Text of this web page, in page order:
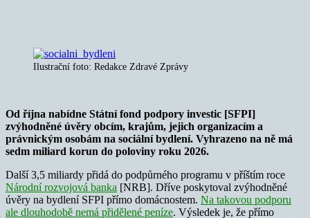
Ilustrační foto: Redakce Zdravé Zprávy
Od října nabídne Státní fond podpory investic [SFPI]
zvýhodněné úvěry obcím, krajům, jejich organizacím a
právnickým osobám na sociální bydlení. Vyhrazeno na ně má
sedm miliard korun do poloviny roku 2026.
Další 3,5 miliardy přidá do podpůrného programu v příštím roce
Národní rozvojová banka [NRB]. Dříve poskytoval zvýhodněné
úvěry na bydlení SFPI přímo domácnostem. Na takovou podporu
ale dlouhodobě nemá přidělené peníze. Výsledek je, že přímo